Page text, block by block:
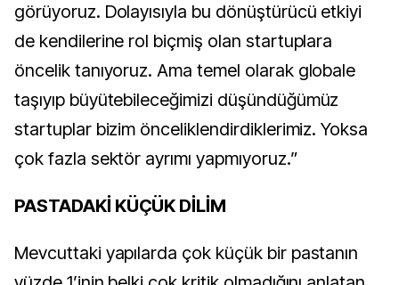
görüyoruz. Dolayısıyla bu dönüştürücü etkiyi
de kendilerine rol biçmiş olan startuplara
öncelik tanıyoruz. Ama temel olarak globale
taşıyıp büyütebileceğimizi düşündüğümüz
startuplar bizim önceliklendirdiklerimiz. Yoksa
çok fazla sektör ayrımı yapmıyoruz.”
PASTADAKİ KÜÇÜK DİLİM
Mevcuttaki yapılarda çok küçük bir pastanın